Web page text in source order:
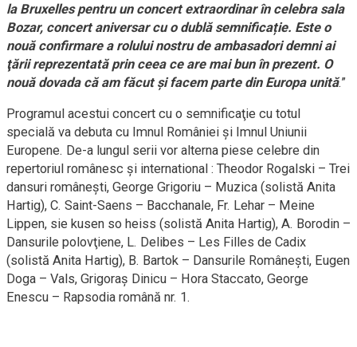
la Bruxelles pentru un concert extraordinar în celebra sala
Bozar, concert aniversar cu o dublă semnificație.‎ Este o
nouă confirmare a rolului nostru de ambasadori demni ai
ţării reprezentată prin ceea ce are mai bun în prezent. O
nouă dovada că am făcut și facem parte din Europa unită.”
Programul acestui concert cu o semnificaţie cu totul
specială va debuta cu Imnul României şi Imnul Uniunii
Europene. De-a lungul serii vor alterna piese celebre din
repertoriul românesc şi international : Theodor Rogalski – Trei
dansuri româneşti, George Grigoriu – Muzica (solistă Anita
Hartig), C. Saint-Saens – Bacchanale, Fr. Lehar – Meine
Lippen, sie kusen so heiss (solistă Anita Hartig), A. Borodin –
Dansurile polovţiene, L. Delibes – Les Filles de Cadix
(solistă Anita Hartig), B. Bartok – Dansurile Româneşti, Eugen
Doga – Vals, Grigoraş Dinicu – Hora Staccato, George
Enescu – Rapsodia română nr. 1.